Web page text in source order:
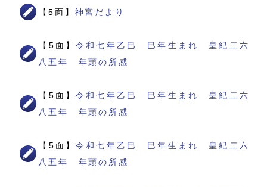
【5面】 神宮だより
【5面】令和七年乙巳 巳年生まれ 皇紀二六
八五年 年頭の所感
【5面】令和七年乙巳 巳年生まれ 皇紀二六
八五年 年頭の所感
【5面】令和七年乙巳 巳年生まれ 皇紀二六
八五年 年頭の所感